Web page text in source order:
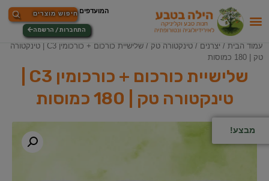
התחברות / הרשמה
עמוד הבית / יצרנים / טינקטורה טק
/ שלישיית כורכום + כורכומין C3 | טינקטורה
טק | 180 כמוסות
טינקטורה טק | 180 כמוסות
מבצע!